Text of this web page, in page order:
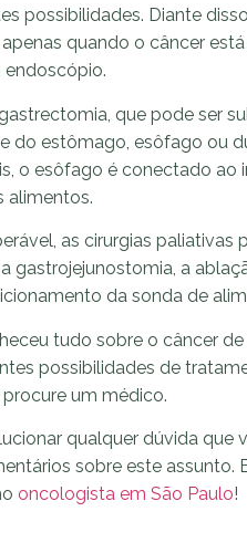
possibilidades. Diante
quando o câncer
que pode ser
do estômago, esôfago ou
o esôfago é conectado ao
alimentos.
as cirurgias paliativas
gastrojejunostomia, a
da sonda de
tudo sobre o câncer
possibilidades de
um médico.
qualquer dúvida que
sobre este assunto.
oncologista em São Paulo!